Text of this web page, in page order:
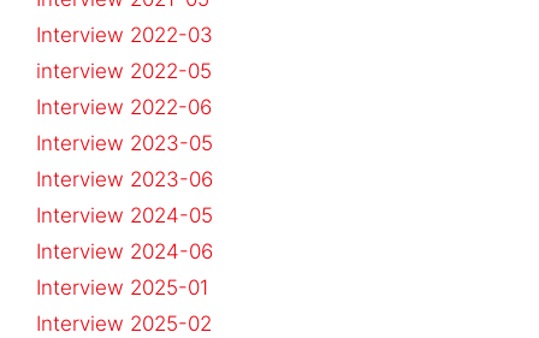
Interview 2022-03
interview 2022-05
Interview 2022-06
Interview 2023-05
Interview 2023-06
Interview 2024-05
Interview 2024-06
Interview 2025-01
Interview 2025-02